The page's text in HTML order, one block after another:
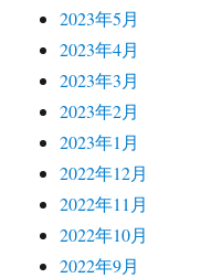
2023年5月
2023年4月
2023年3月
2023年2月
2023年1月
2022年12月
2022年11月
2022年10月
2022年9月